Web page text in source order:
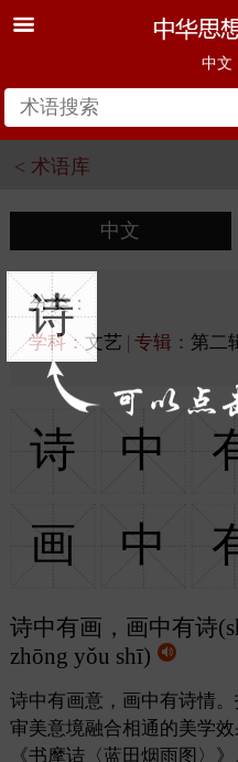
中文
诗
< 术语库
中文
分类：
学科：文艺 专辑： 第二
诗 中
画
中
诗中有画，画中有诗
zhōng yǒu shī)
诗中有画意，画中有诗情
审美意境融合相通的美学
《书摩诘〈蓝田烟雨图〉